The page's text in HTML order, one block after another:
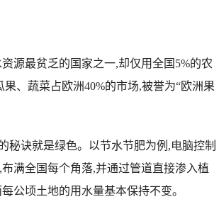
最贫乏的国家之一,却仅用全国5%的农
、蔬菜占欧洲40%的市场,被誉为“欧洲果
诀就是绿色。以节水节肥为例,电脑控制
满全国每个角落,并通过管道直接渗入植
公顷土地的用水量基本保持不变。